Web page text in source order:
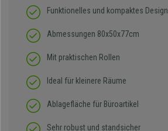
Funktionelles und kompaktes Design
Abmessungen 80x50x77cm
Mit praktischen Rollen
Ideal für kleinere Räume
Ablagefläche für Büroartikel
Sehr robust und standsicher